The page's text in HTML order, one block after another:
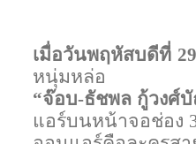
เมื่อวันพฤหัสบดีที่
หนุ่มหล่อ
“จ๊อบ-ธัชพล กู้วงศ์
แอร์บนหน้าจอช่อง